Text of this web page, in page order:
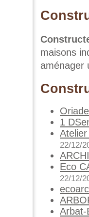
maisons
aménager
1
22/12/
Eco
22/12/
Arbat-